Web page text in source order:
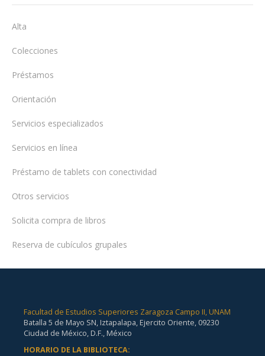
Alta
Colecciones
Préstamos
Orientación
Servicios especializados
Servicios en línea
Préstamo de tablets con conectividad
Otros servicios
Solicita compra de libros
Reserva de cubículos grupales
Facultad de Estudios Superiores Zaragoza Campo II, UNAM
Batalla 5 de Mayo SN, Iztapalapa, Ejercito Oriente, 09230
Ciudad de México, D.F., México
HORARIO DE LA BIBLIOTECA: